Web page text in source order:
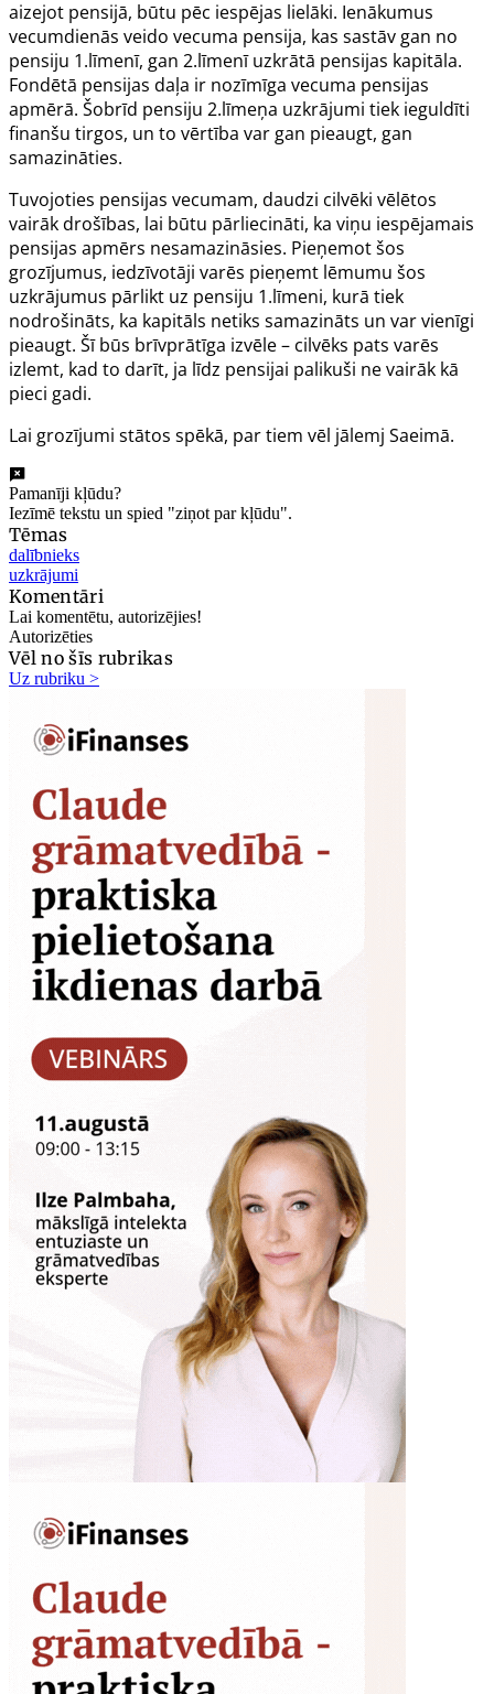
aizejot pensijā, būtu pēc iespējas lielāki. Ienākumus
vecumdienās veido vecuma pensija, kas sastāv gan no
pensiju 1.līmenī, gan 2.līmenī uzkrātā pensijas kapitāla.
Fondētā pensijas daļa ir nozīmīga vecuma pensijas
apmērā. Šobrīd pensiju 2.līmeņa uzkrājumi tiek ieguldīti
finanšu tirgos, un to vērtība var gan pieaugt, gan
samazināties.
Tuvojoties pensijas vecumam, daudzi cilvēki vēlētos
vairāk drošības, lai būtu pārliecināti, ka viņu iespējamais
pensijas apmērs nesamazināsies. Pieņemot šos
grozījumus, iedzīvotāji varēs pieņemt lēmumu šos
uzkrājumus pārlikt uz pensiju 1.līmeni, kurā tiek
nodrošināts, ka kapitāls netiks samazināts un var vienīgi
pieaugt. Šī būs brīvprātīga izvēle – cilvēks pats varēs
izlemt, kad to darīt, ja līdz pensijai palikuši ne vairāk kā
pieci gadi.
Lai grozījumi stātos spēkā, par tiem vēl jālemj Saeimā.
Pamanīji kļūdu?
Iezīmē tekstu un spied "ziņot par kļūdu".
Tēmas
dalībnieks
uzkrājumi
Komentāri
Lai komentētu, autorizējies!
Autorizēties
Vēl no šīs rubrikas
Uz rubriku >